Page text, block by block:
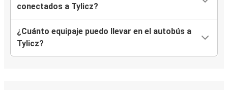
conectados a Tylicz?
¿Cuánto equipaje puedo llevar en el autobús a
Tylicz?